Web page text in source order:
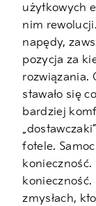
użytkowych
nim
napędy,
pozycja za
rozwiązania.
stawało się
bardziej
fotele.
konieczność.
zmysłach,